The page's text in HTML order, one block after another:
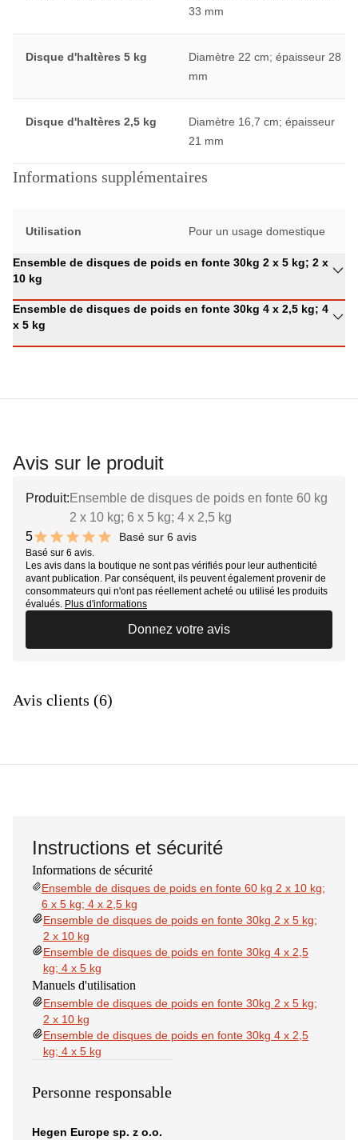
33 mm
Disque d'haltères 5 kg
Diamètre 22 cm; épaisseur 28
mm
Disque d'haltères 2,5 kg
Diamètre 16,7 cm; épaisseur
21 mm
Informations supplémentaires
Utilisation Pour un usage domestique
Ensemble de disques de poids en fonte 30kg 2 x 5 kg; 2 x
10 kg
Ensemble de disques de poids en fonte 30kg 4 x 2,5 kg; 4
x 5 kg
Avis sur le produit
Produit: Ensemble de disques de poids en fonte 60 kg
2 x 10 kg; 6 x 5 kg; 4 x 2,5 kg
5
10 out of 10 stars
Basé sur 6 avis
Basé sur 6 avis.
Les avis dans la boutique ne sont pas vérifiés pour leur authenticité
avant publication. Par conséquent, ils peuvent également provenir de
consommateurs qui n'ont pas réellement acheté ou utilisé les produits
évalués. Plus d'informations
Donnez votre avis
Avis clients (6)
Instructions et sécurité
Informations de sécurité
Ensemble de disques de poids en fonte 60 kg 2 x 10 kg;
6 x 5 kg; 4 x 2,5 kg
Ensemble de disques de poids en fonte 30kg 2 x 5 kg;
2 x 10 kg
Ensemble de disques de poids en fonte 30kg 4 x 2,5
kg; 4 x 5 kg
Manuels d'utilisation
Ensemble de disques de poids en fonte 30kg 2 x 5 kg;
2 x 10 kg
Ensemble de disques de poids en fonte 30kg 4 x 2,5
kg; 4 x 5 kg
Personne responsable
Hegen Europe sp. z o.o.